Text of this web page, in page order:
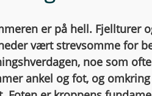
er på hell. Fjellturer
vært strevsomme for
noe som
ankel og fot, og